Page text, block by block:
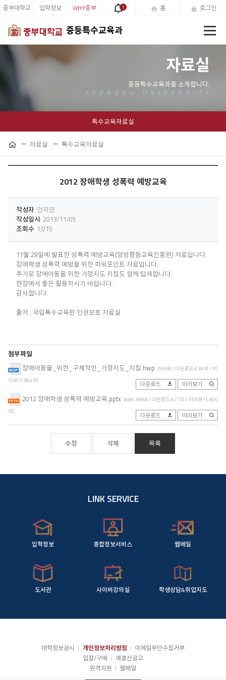
중등특수교육과
중부대학교 입학정보 WHY중부 1 홈 로그인
자료실
특수교육자료실
홈
자료실 특수교육자료실
유
하
2012 장애학생 성폭력 예방교육
작성자 안지민
작성일시 2013/11/05
조회수 1,015
11월 29일에 발표한 성폭력 예방교육(양성평등교육진흥원) 자료입니다.
장애학생 성폭력 예방을 위한 파워포인트 자료입니다.
추가로 장애아동을 위한 가정지도 지침도 함께 탑재합니다.
현장에서 좋은 활용하시기 바랍니다.
감사합니다.
출처 : 국립특수교육원 인권보호 자료실
첨부파일
장애아동을_위한_구체적인_가정지도_지침.hwp (59KB / 다운로드:638회 / 미
리보기:384회)
다운로드 미리보기
2012 장애학생 성폭력 예방교육.pptx (686.38KB / 다운로드:677회 / 미리보기:366
회)
다운로드 미리보기
수정 삭제 목록
LINK SERVICE
입학정보 종합정보서비스 웹메일
도서관 사이버강의실 학생상담&취업지도
대학정보공시 개인정보처리방침
이메일무단수집거부
입찰/구매
예결산공고
원격지원
웹메일